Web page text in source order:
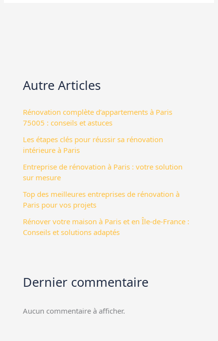
Autre Articles
Rénovation complète d’appartements à Paris
75005 : conseils et astuces
Les étapes clés pour réussir sa rénovation
intérieure à Paris
Entreprise de rénovation à Paris : votre solution
sur mesure
Top des meilleures entreprises de rénovation à
Paris pour vos projets
Rénover votre maison à Paris et en Île-de-France :
Conseils et solutions adaptés
Dernier commentaire
Aucun commentaire à afficher.